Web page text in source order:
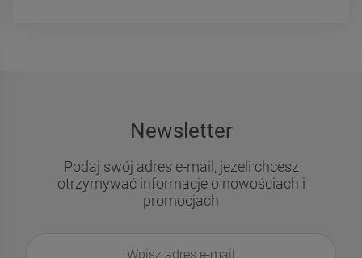
Newsletter
Podaj swój adres e-mail, jeżeli chcesz
otrzymywać informacje o nowościach i
promocjach